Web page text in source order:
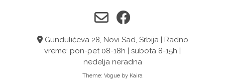
Gundulićeva 28, Novi Sad, Srbija | Radno
vreme: pon-pet 08-18h | subota 8-15h |
nedelja neradna
Theme: Vogue by Kaira